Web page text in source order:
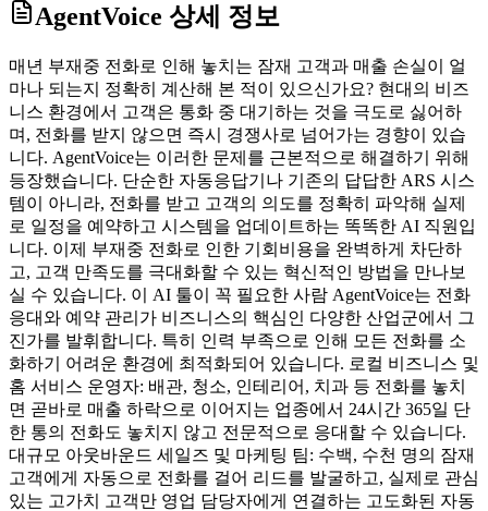
AgentVoice 상세 정보
매년 부재중 전화로 인해 놓치는 잠재 고객과 매출 손실이 얼
마나 되는지 정확히 계산해 본 적이 있으신가요? 현대의 비즈
니스 환경에서 고객은 통화 중 대기하는 것을 극도로 싫어하
며, 전화를 받지 않으면 즉시 경쟁사로 넘어가는 경향이 있습
니다. AgentVoice는 이러한 문제를 근본적으로 해결하기 위해
등장했습니다. 단순한 자동응답기나 기존의 답답한 ARS 시스
템이 아니라, 전화를 받고 고객의 의도를 정확히 파악해 실제
로 일정을 예약하고 시스템을 업데이트하는 똑똑한 AI 직원입
니다. 이제 부재중 전화로 인한 기회비용을 완벽하게 차단하
고, 고객 만족도를 극대화할 수 있는 혁신적인 방법을 만나보
실 수 있습니다. 이 AI 툴이 꼭 필요한 사람 AgentVoice는 전화
응대와 예약 관리가 비즈니스의 핵심인 다양한 산업군에서 그
진가를 발휘합니다. 특히 인력 부족으로 인해 모든 전화를 소
화하기 어려운 환경에 최적화되어 있습니다. 로컬 비즈니스 및
홈 서비스 운영자: 배관, 청소, 인테리어, 치과 등 전화를 놓치
면 곧바로 매출 하락으로 이어지는 업종에서 24시간 365일 단
한 통의 전화도 놓치지 않고 전문적으로 응대할 수 있습니다.
대규모 아웃바운드 세일즈 및 마케팅 팀: 수백, 수천 명의 잠재
고객에게 자동으로 전화를 걸어 리드를 발굴하고, 실제로 관심
있는 고가치 고객만 영업 담당자에게 연결하는 고도화된 자동